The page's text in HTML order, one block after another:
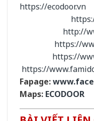
https://ecodoor.vn
http://
https://
https://
https://
Fapage:
Maps: ECODOOR